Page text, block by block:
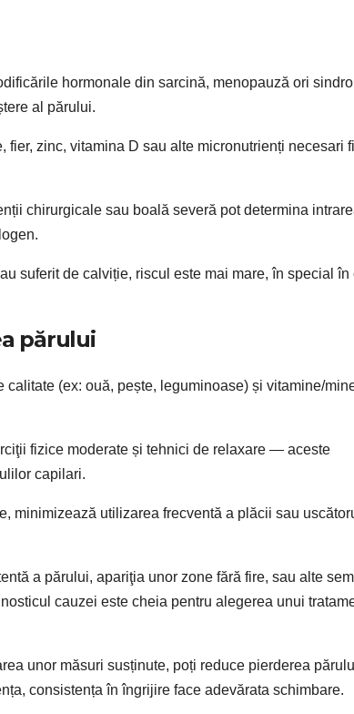
hormonale din sarcină, menopauză ori
al părului.
fier, zinc, vitamina D sau alte micronutrienți necesari
chirurgicale sau boală severă pot determina
suferit de calviție, riscul este mai mare, în special în
părului
(ex: ouă, pește, leguminoase) și vitamine/
fizice moderate și tehnici de relaxare — aceste
capilari.
minimizează utilizarea frecventă a plăcii sau
a părului, apariţia unor zone fără fire, sau alte
cauzei este cheia pentru alegerea unui
unor măsuri susținute, poți reduce pierderea
consistența în îngrijire face adevărata schimbare.